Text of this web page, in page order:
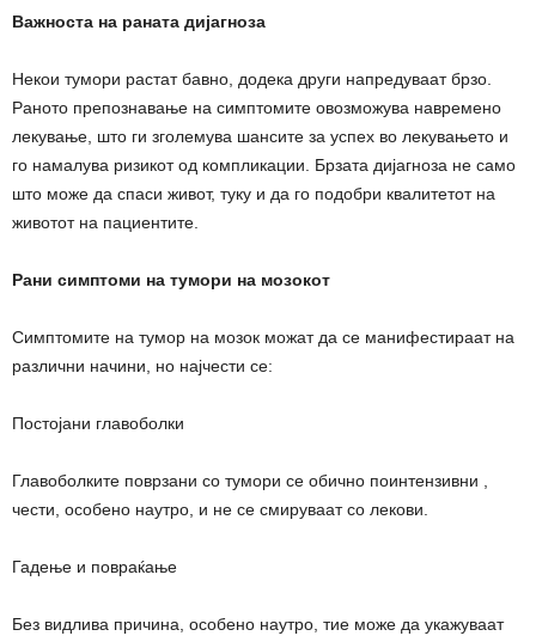
Важноста на раната дијагноза
Некои тумори растат бавно, додека други напредуваат брзо.
Раното препознавање на симптомите овозможува навремено
лекување, што ги зголемува шансите за успех во лекувањето и
го намалува ризикот од компликации. Брзата дијагноза не само
што може да спаси живот, туку и да го подобри квалитетот на
животот на пациентите.
Рани симптоми на тумори на мозокот
Симптомите на тумор на мозок можат да се манифестираат на
различни начини, но најчести се:
Постојани главоболки
Главоболките поврзани со тумори се обично поинтензивни ,
чести, особено наутро, и не се смируваат со лекови.
Гадење и повраќање
Без видлива причина, особено наутро, тие може да укажуваат